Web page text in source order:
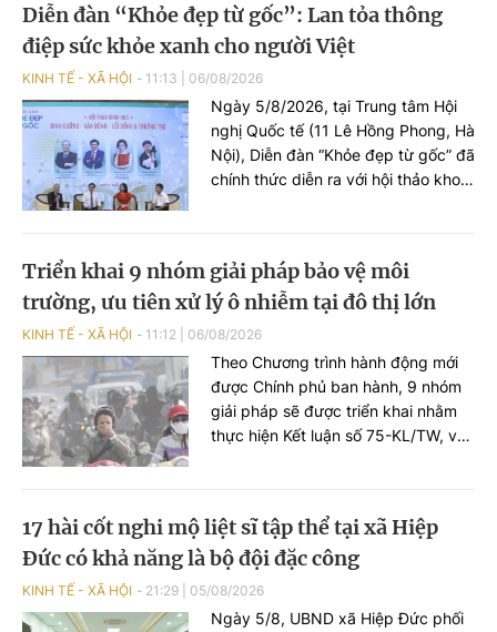
định.
Diễn đàn “Khỏe đẹp từ gốc”: Lan tỏa thông
điệp sức khỏe xanh cho người Việt
KINH TẾ - XÃ HỘI 11:13 06/08/2026
Ngày 5/8/2026, tại Trung tâm Hội
nghị Quốc tế (11 Lê Hồng Phong, Hà
Nội), Diễn đàn “Khỏe đẹp từ gốc” đã
chính thức diễn ra với hội thảo khoa
chia sẻ các giải pháp chăm sóc sức
khỏe toàn diện và lan tỏa lối sống
xanh cho người Việt.
Triển khai 9 nhóm giải pháp bảo vệ môi
trường, ưu tiên xử lý ô nhiễm tại đô thị lớn
KINH TẾ - XÃ HỘI 11:12 06/08/2026
Theo Chương trình hành động mới
được Chính phủ ban hành, 9 nhóm
giải pháp sẽ được triển khai nhằm
thực hiện Kết luận số 75-KL/TW, với
cường thích ứng với biến đổi khí hậu
và thúc đẩy chuyển đổi xanh.
17 hài cốt nghi mộ liệt sĩ tập thể tại xã Hiệp
Đức có khả năng là bộ đội đặc công
KINH TẾ - XÃ HỘI 21:29 05/08/2026
Ngày 5/8, UBND xã Hiệp Đức phối